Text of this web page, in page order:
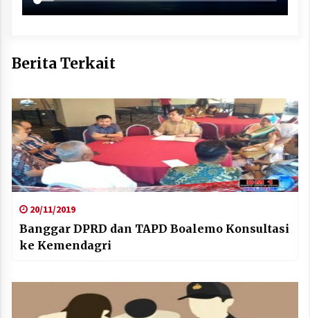
Berita Terkait
20/11/2019
Banggar DPRD dan TAPD Boalemo Konsultasi
ke Kemendagri